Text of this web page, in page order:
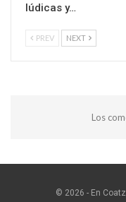
lúdicas y…
PREV NEXT
Los
© 2026 - En